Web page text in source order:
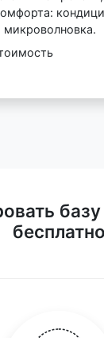
микроволновка.
бесплатно